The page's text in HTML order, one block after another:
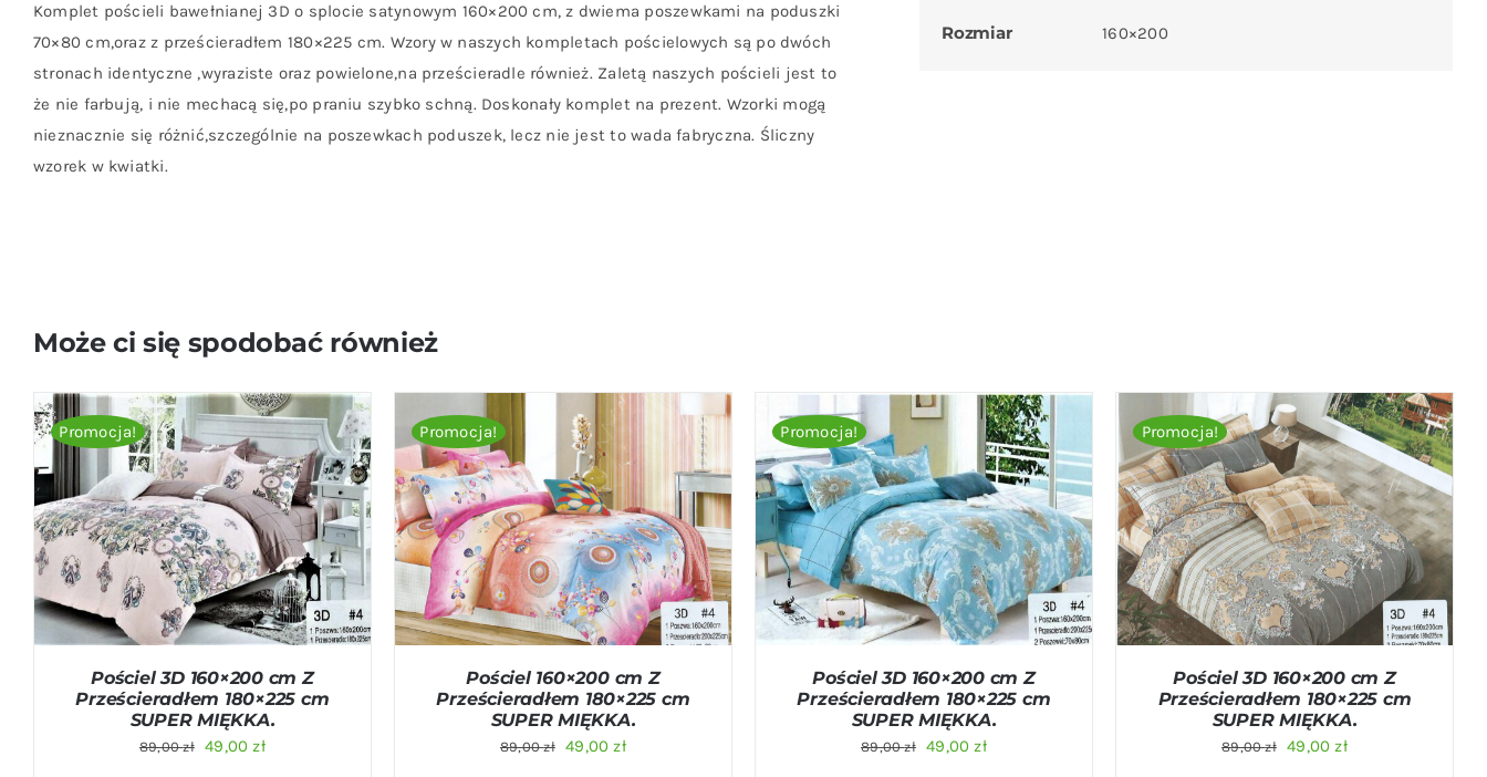
Komplet pościeli bawełnianej 3D o splocie satynowym 160×200 cm, z dwiema poszewkami na poduszki
70×80 cm,oraz z prześcieradłem 180×225 cm. Wzory w naszych kompletach pościelowych są po dwóch
stronach identyczne ,wyraziste oraz powielone,na prześcieradle również. Zaletą naszych pościeli jest to
że nie farbują, i nie mechacą się,po praniu szybko schną. Doskonały komplet na prezent. Wzorki mogą
nieznacznie się różnić,szczególnie na poszewkach poduszek, lecz nie jest to wada fabryczna. Śliczny
wzorek w kwiatki.
Rozmiar 160×200
Może ci się spodobać również
Promocja!
DODAJ DO KOSZYKA / QUICK VIEW
Pościel 3D 160×200 cm Z
Prześcieradłem 180×225 cm
SUPER MIĘKKA.
89,00zł
Pierwotna
49,00złAktualna
Promocja!
DODAJ DO KOSZYKA / QUICK VIEW
Pościel 160×200 cm Z
Prześcieradłem 180×225 cm
SUPER MIĘKKA.
89,00zł
Pierwotna
49,00złAktualna
Promocja!
DODAJ DO KOSZYKA / QUICK VIEW
Pościel 3D 160×200 cm Z
Prześcieradłem 180×225 cm
SUPER MIĘKKA.
89,00zł
Pierwotna
49,00złAktualna
Promocja!
DODAJ DO KOSZYKA / QUICK VIEW
Pościel 3D 160×200 cm Z
Prześcieradłem 180×225 cm
SUPER MIĘKKA.
89,00zł
Pierwotna
49,00złAktualna